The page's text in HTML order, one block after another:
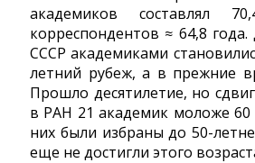
академиков составлял
корреспондентов ≈ 64,8
СССР академиками
летний рубеж, а в прежние
Прошло десятилетие, но
в РАН 21 академик моложе 60
них были избраны до 50-
еще не достигли этого